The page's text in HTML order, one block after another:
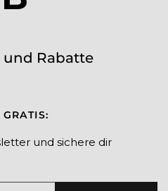
und Rabatte
und sichere dir